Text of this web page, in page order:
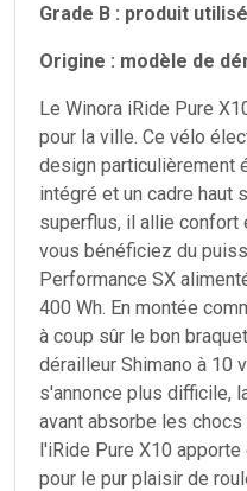
Grade B : produit
Origine : modèle de
Le Winora iRide Pure
pour la ville. Ce vélo
design particulièrement
intégré et un cadre haut
superflus, il allie confort
vous bénéficiez du
Performance SX
400 Wh. En montée
à coup sûr le bon
dérailleur Shimano à 10
s'annonce plus difficile,
avant absorbe les chocs
l'iRide Pure X10
pour le pur plaisir de